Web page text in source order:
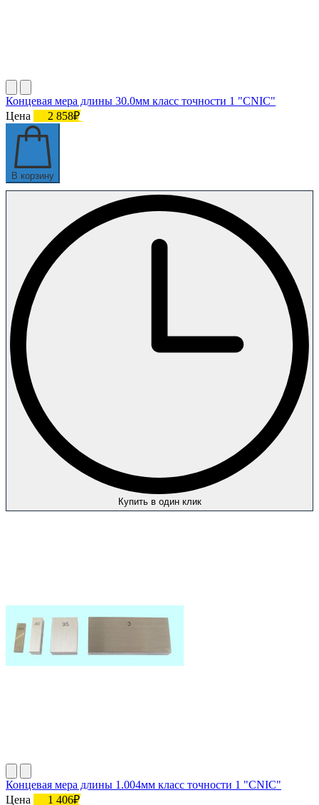
Концевая мера длины 30.0мм класс точности 1 "CNIC"
Цена
2 858₽
В корзину
Купить в один клик
Концевая мера длины 1.004мм класс точности 1 "CNIC"
Цена
1 406₽